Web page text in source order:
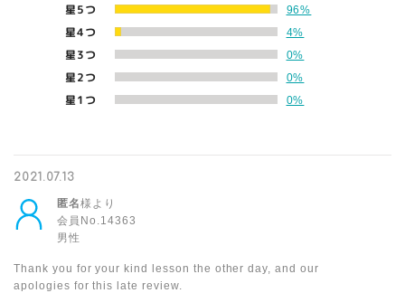
星5つ 96%
星4つ 4%
星3つ 0%
星2つ 0%
星1つ 0%
2021.07.13
匿名様より
会員No.14363
男性
Thank you for your kind lesson the other day, and our
apologies for this late review.